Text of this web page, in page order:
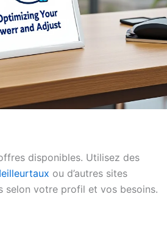
disponibles. Utilisez des
ou d’autres sites
selon votre profil et vos besoins.